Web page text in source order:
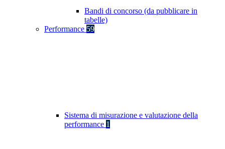
Bandi di concorso (da pubblicare in
tabelle)
Performance 59
Sistema di misurazione e valutazione della
performance 1